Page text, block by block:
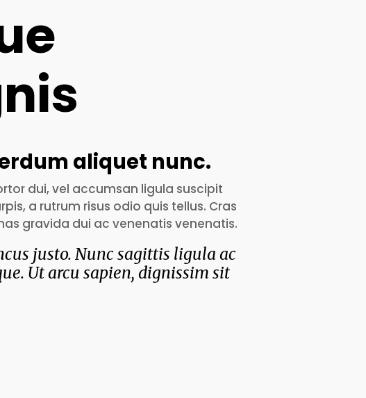
aliquet nunc.
dui, vel accumsan ligula suscipit
a rutrum risus odio quis tellus. Cras
gravida dui ac venenatis venenatis.
justo. Nunc sagittis ligula ac
Ut arcu sapien, dignissim sit